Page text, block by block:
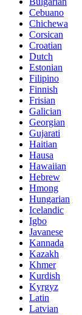
Cebuano
Chichewa
Corsican
Croatian
Dutch
Estonian
Filipino
Finnish
Frisian
Galician
Georgian
Gujarati
Haitian
Hausa
Hawaiian
Hebrew
Hmong
Hungarian
Icelandic
Igbo
Javanese
Kannada
Kazakh
Khmer
Kurdish
Kyrgyz
Latin
Latvian